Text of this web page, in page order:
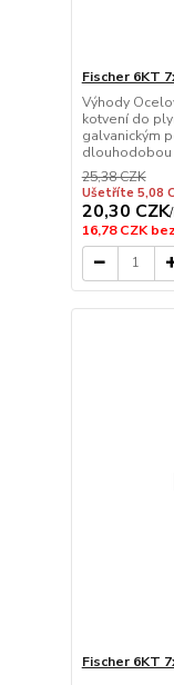
Fischer 6KT
Výhody
kotvení do
galvanickým
25,38 CZK
Ušetříte 5,08
20,30 CZK/
16,78 CZK
Fischer 6KT